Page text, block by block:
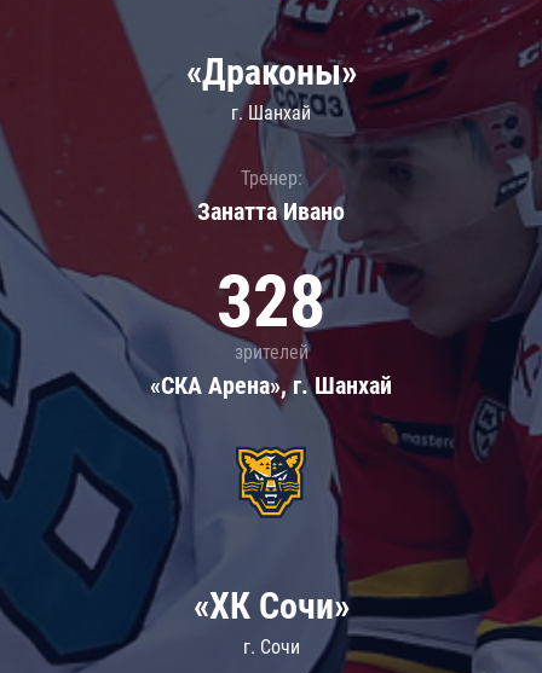
«Драконы»
г. Шанхай
Тренер:
Занатта Иванo
328
зрителей
«СКА Арена», г. Шанхай
«ХК Сочи»
г. Сочи